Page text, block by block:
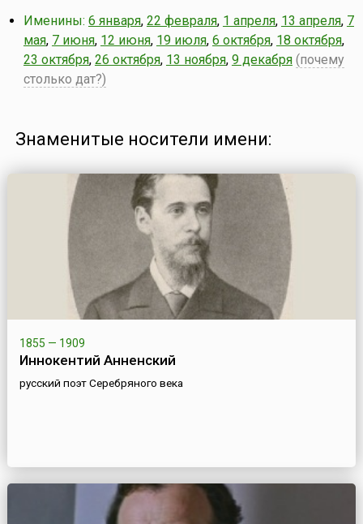
Именины: 6 января, 22 февраля, 1 апреля, 13 апреля, 7
мая, 7 июня, 12 июня, 19 июля, 6 октября, 18 октября,
23 октября, 26 октября, 13 ноября, 9 декабря (почему
столько дат?)
Знаменитые носители имени:
1855 — 1909
Иннокентий Анненский
русский поэт Серебряного века